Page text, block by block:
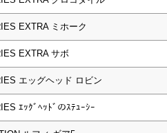
EXTRA ミホーク
EXTRA サボ
エッグヘッド ロビン
ｴｯｸﾞﾍｯﾄﾞのｽﾃｭｰｼｰ